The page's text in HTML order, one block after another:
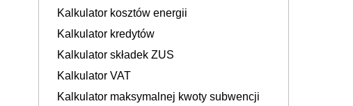
Kalkulator kosztów energii
Kalkulator kredytów
Kalkulator składek ZUS
Kalkulator VAT
Kalkulator maksymalnej kwoty subwencji